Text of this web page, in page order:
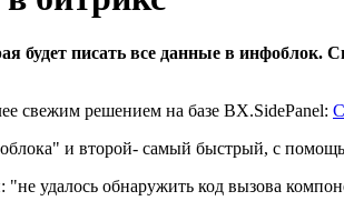
будет писать все данные в инфоблок.
свежим решением на базе BX.SidePanel:
и второй- самый быстрый, с
удалось обнаружить код вызова